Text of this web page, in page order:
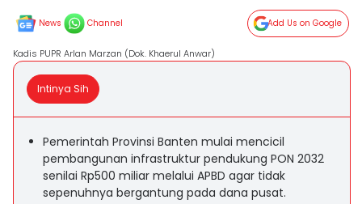
News Channel Add Us on Google
Kadis PUPR Arlan Marzan (Dok. Khaerul Anwar)
Intinya Sih
Pemerintah Provinsi Banten mulai mencicil
pembangunan infrastruktur pendukung PON 2032
senilai Rp500 miliar melalui APBD agar tidak
sepenuhnya bergantung pada dana pusat.